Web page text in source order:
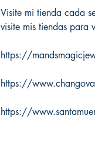
Visite mi tienda cada
visite mis tiendas para
https://
https://
https://